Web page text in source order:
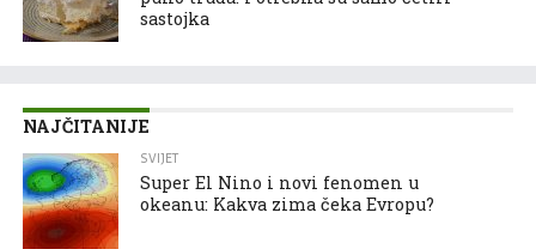
sastojka
NAJČITANIJE
SVIJET
Super El Nino i novi fenomen u
okeanu: Kakva zima čeka Evropu?